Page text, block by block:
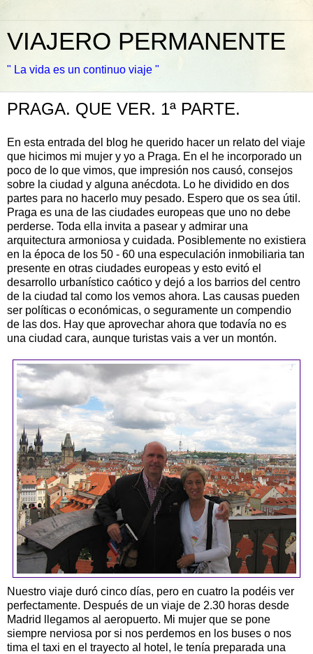
VIAJERO PERMANENTE
" La vida es un continuo viaje "
PRAGA. QUE VER. 1ª PARTE.
En esta entrada del blog he querido hacer un relato del viaje
que hicimos mi mujer y yo a Praga. En el he incorporado un
poco de lo que vimos, que impresión nos causó, consejos
sobre la ciudad y alguna anécdota. Lo he dividido en dos
partes para no hacerlo muy pesado. Espero que os sea útil.
Praga es una de las ciudades europeas que uno no debe
perderse. Toda ella invita a pasear y admirar una
arquitectura armoniosa y cuidada. Posiblemente no existiera
en la época de los 50 - 60 una especulación inmobiliaria tan
presente en otras ciudades europeas y esto evitó el
desarrollo urbanístico caótico y dejó a los barrios del centro
de la ciudad tal como los vemos ahora. Las causas pueden
ser políticas o económicas, o seguramente un compendio
de las dos. Hay que aprovechar ahora que todavía no es
una ciudad cara, aunque turistas vais a ver un montón.
Nuestro viaje duró cinco días, pero en cuatro la podéis ver
perfectamente. Después de un viaje de 2.30 horas desde
Madrid llegamos al aeropuerto. Mi mujer que se pone
siempre nerviosa por si nos perdemos en los buses o nos
tima el taxi en el trayecto al hotel, le tenía preparada una